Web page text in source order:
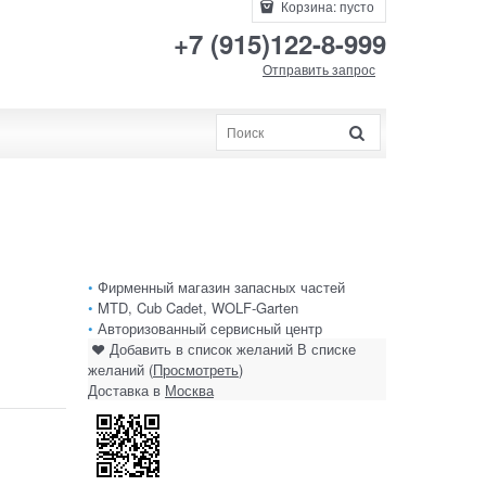
Корзина:пусто
+7 (915)122-8-999
Отправить запрос
• Фирменный магазин запасных частей
• MTD, Cub Cadet, WOLF-Garten
• Авторизованный сервисный центр
Добавить в список желаний В списке
желаний (Просмотреть)
Доставка в Москва